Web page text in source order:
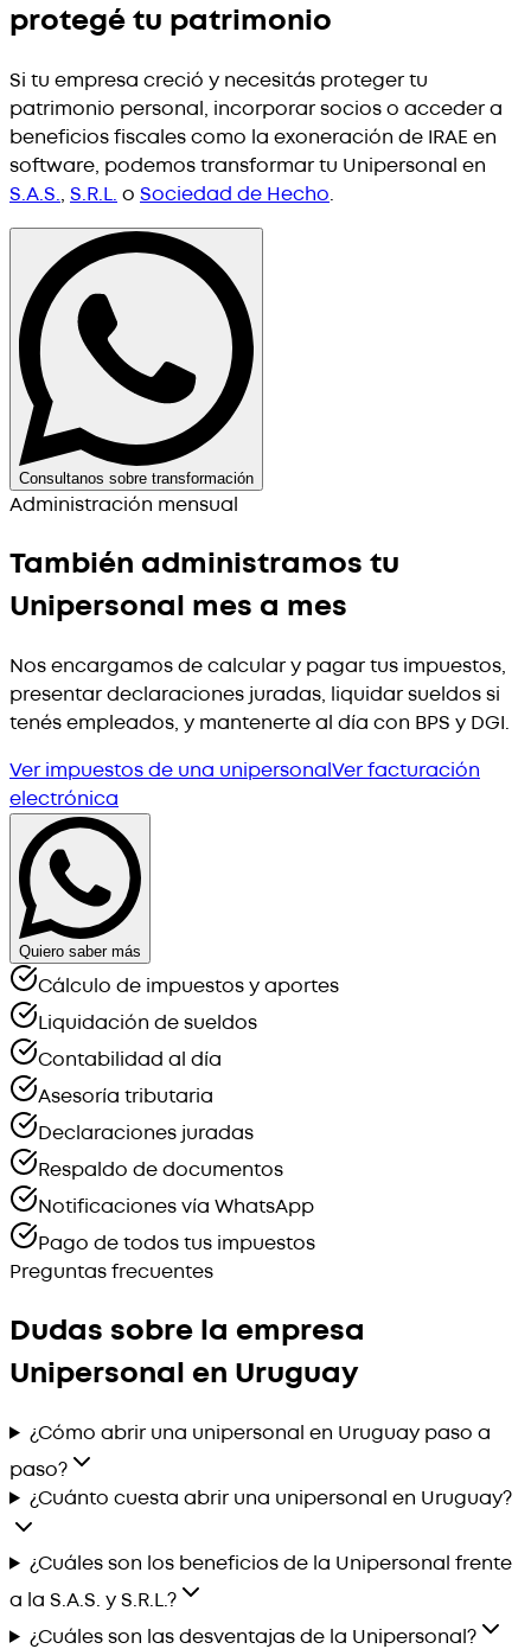
protegé tu patrimonio
Si tu empresa creció y necesitás proteger tu
patrimonio personal, incorporar socios o acceder a
beneficios fiscales como la exoneración de IRAE en
software, podemos transformar tu Unipersonal en
S.A.S., S.R.L. o Sociedad de Hecho.
Consultanos sobre transformación
Administración mensual
También administramos tu
Unipersonal mes a mes
Nos encargamos de calcular y pagar tus impuestos,
presentar declaraciones juradas, liquidar sueldos si
tenés empleados, y mantenerte al día con BPS y DGI.
Ver impuestos de una unipersonalVer facturación
electrónica
Quiero saber más
Cálculo de impuestos y aportes
Liquidación de sueldos
Contabilidad al día
Asesoría tributaria
Declaraciones juradas
Respaldo de documentos
Notificaciones vía WhatsApp
Pago de todos tus impuestos
Preguntas frecuentes
Dudas sobre la empresa
Unipersonal en Uruguay
¿Cómo abrir una unipersonal en Uruguay paso a
paso?
¿Cuánto cuesta abrir una unipersonal en Uruguay?
¿Cuáles son los beneficios de la Unipersonal frente
a la S.A.S. y S.R.L.?
¿Cuáles son las desventajas de la Unipersonal?